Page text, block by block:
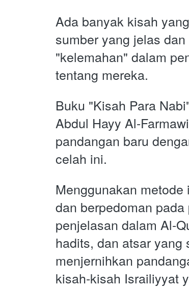
Ada banyak kisah
sumber yang jelas
"kelemahan" dalam
tentang mereka.
Buku "Kisah Para
Abdul Hayy Al-
pandangan baru
celah ini.
Menggunakan
dan berpedoman
penjelasan dalam Al-
hadits, dan atsar yang
menjernihkan
kisah-kisah Israiliyyat